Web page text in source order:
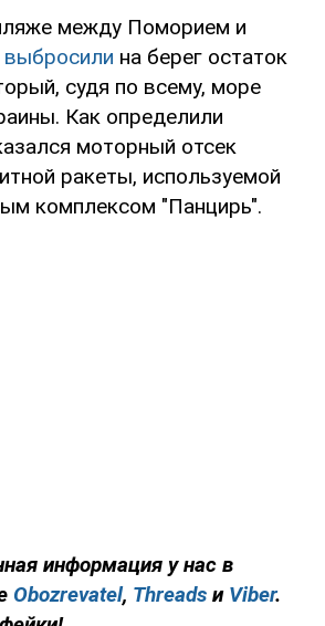
между Поморием и
выбросили на берег остаток
судя по всему, море
Как определили
моторный отсек
ракеты, используемой
комплексом "Панцирь".
информация у нас в
Obozrevatel, Threads и Viber.